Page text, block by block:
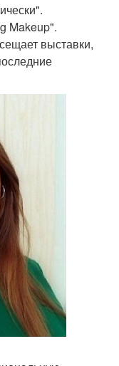
Makeup".
выставки,